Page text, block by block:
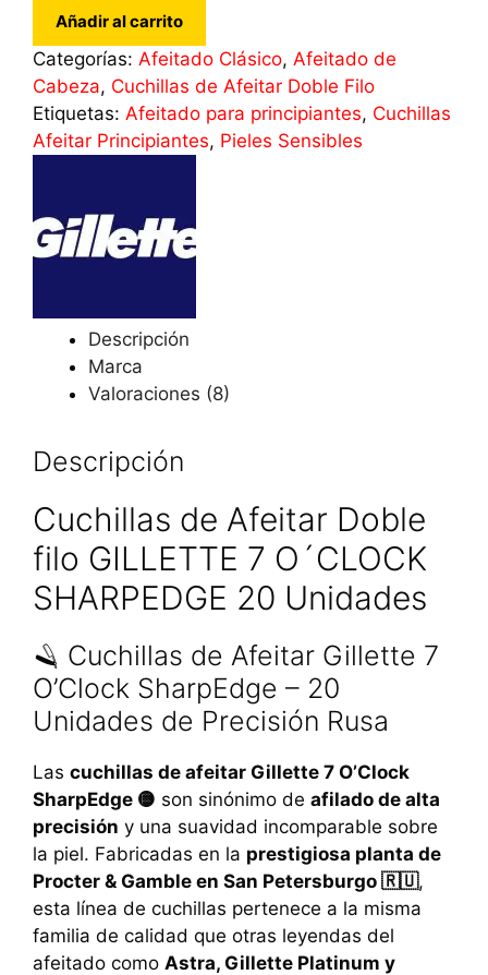
Afeitar
filo
GILLETTE
7
O
20
Unidades
Añadir al carrito
Categorías: Afeitado Clásico, Afeitado de
Cabeza, Cuchillas de Afeitar Doble Filo
Etiquetas: Afeitado para principiantes, Cuchillas
Afeitar Principiantes, Pieles Sensibles
Descripción
Marca
Valoraciones (8)
Descripción
Cuchillas de Afeitar Doble
filo GILLETTE 7 O´CLOCK
SHARPEDGE 20 Unidades
🪒 Cuchillas de Afeitar Gillette 7
O’Clock SharpEdge – 20
Unidades de Precisión Rusa
Las cuchillas de afeitar Gillette 7 O’Clock
SharpEdge 🟡 son sinónimo de afilado de alta
precisión y una suavidad incomparable sobre
la piel. Fabricadas en la prestigiosa planta de
Procter & Gamble en San Petersburgo 🇷🇺,
esta línea de cuchillas pertenece a la misma
familia de calidad que otras leyendas del
afeitado como Astra, Gillette Platinum y